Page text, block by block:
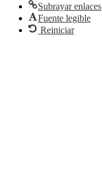
Subrayar enlaces
Fuente legible
Reiniciar